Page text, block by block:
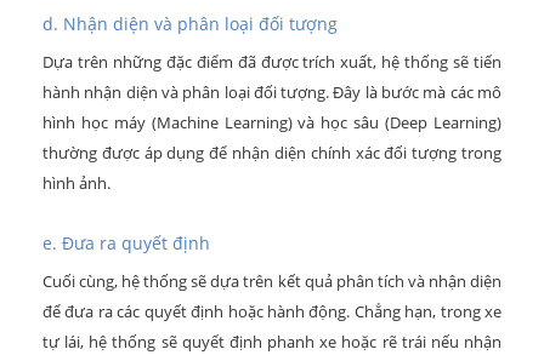
d. Nhận diện và phân loại đối tượng
Dựa trên những đặc điểm đã được trích xuất, hệ thống sẽ tiến
hành nhận diện và phân loại đối tượng. Đây là bước mà các mô
hình học máy (Machine Learning) và học sâu (Deep Learning)
thường được áp dụng để nhận diện chính xác đối tượng trong
hình ảnh.
e. Đưa ra quyết định
Cuối cùng, hệ thống sẽ dựa trên kết quả phân tích và nhận diện
để đưa ra các quyết định hoặc hành động. Chẳng hạn, trong xe
tự lái, hệ thống sẽ quyết định phanh xe hoặc rẽ trái nếu nhận